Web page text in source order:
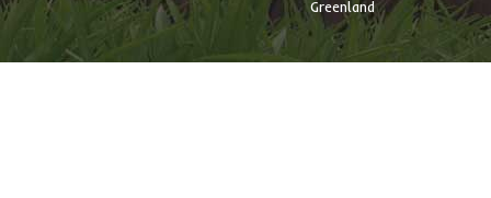
Greenland